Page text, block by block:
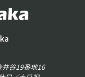
井谷19番地16